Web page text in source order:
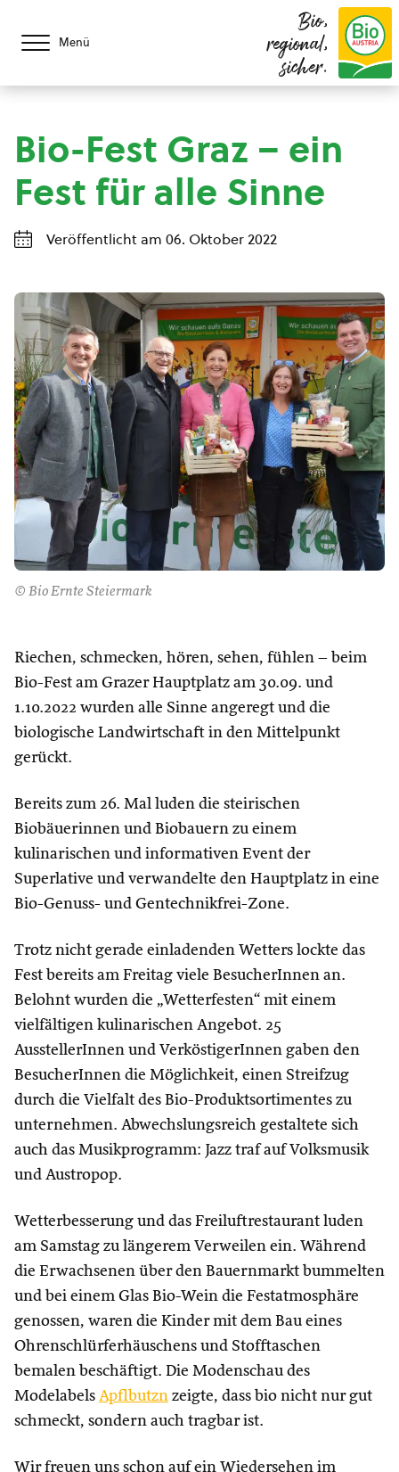
Menü
Bio,
regional,
sicher.
Bio-Fest Graz – ein
Fest für alle Sinne
Veröffentlicht am 06. Oktober 2022
© Bio Ernte Steiermark
Riechen, schmecken, hören, sehen, fühlen – beim
Bio-Fest am Grazer Hauptplatz am 30.09. und
1.10.2022 wurden alle Sinne angeregt und die
biologische Landwirtschaft in den Mittelpunkt
gerückt.
Bereits zum 26. Mal luden die steirischen
Biobäuerinnen und Biobauern zu einem
kulinarischen und informativen Event der
Superlative und verwandelte den Hauptplatz in eine
Bio-Genuss- und Gentechnikfrei-Zone.
Trotz nicht gerade einladenden Wetters lockte das
Fest bereits am Freitag viele BesucherInnen an.
Belohnt wurden die „Wetterfesten“ mit einem
vielfältigen kulinarischen Angebot. 25
AusstellerInnen und VerköstigerInnen gaben den
BesucherInnen die Möglichkeit, einen Streifzug
durch die Vielfalt des Bio-Produktsortimentes zu
unternehmen. Abwechslungsreich gestaltete sich
auch das Musikprogramm: Jazz traf auf Volksmusik
und Austropop.
Wetterbesserung und das Freiluftrestaurant luden
am Samstag zu längerem Verweilen ein. Während
die Erwachsenen über den Bauernmarkt bummelten
und bei einem Glas Bio-Wein die Festatmosphäre
genossen, waren die Kinder mit dem Bau eines
Ohrenschlürferhäuschens und Stofftaschen
bemalen beschäftigt. Die Modenschau des
Modelabels Apflbutzn zeigte, dass bio nicht nur gut
schmeckt, sondern auch tragbar ist.
Wir freuen uns schon auf ein Wiedersehen im